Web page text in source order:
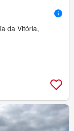
da Vitória,